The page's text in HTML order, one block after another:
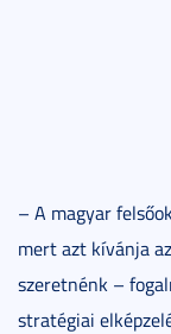
– A magyar
mert azt kívánja
szeretnénk –
stratégiai